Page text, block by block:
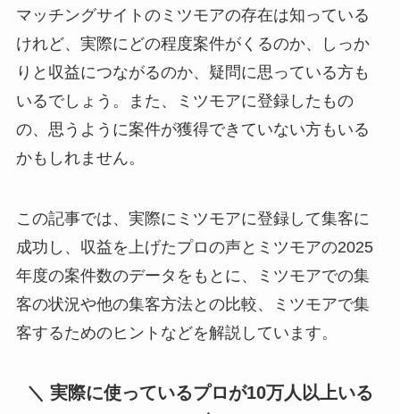
マッチングサイトのミツモアの存在は知っている
けれど、実際にどの程度案件がくるのか、しっか
りと収益につながるのか、疑問に思っている方も
いるでしょう。また、ミツモアに登録したもの
の、思うように案件が獲得できていない方もいる
かもしれません。
この記事では、実際にミツモアに登録して集客に
成功し、収益を上げたプロの声とミツモアの2025
年度の案件数のデータをもとに、ミツモアでの集
客の状況や他の集客方法との比較、ミツモアで集
客するためのヒントなどを解説しています。
実際に使っているプロが10万人以上いる